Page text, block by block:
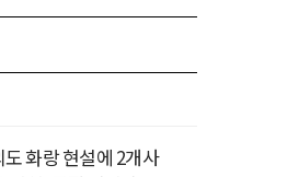
울산 26˚C
화랑 현설에 2개사